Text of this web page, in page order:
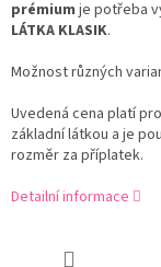
prémium je potřeba
LÁTKA KLASIK.
Možnost různých
Uvedená cena platí
základní látkou a je
rozměr za příplatek.
Detailní informace